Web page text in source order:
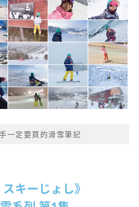
一定要買的滑雪筆記